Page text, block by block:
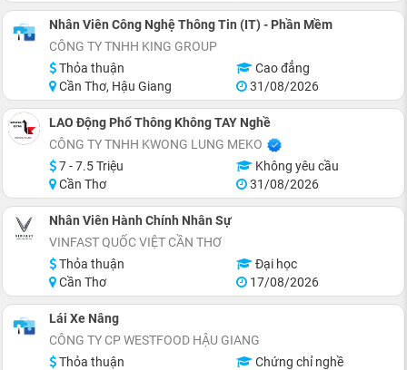
Nhân Viên Công Nghệ Thông Tin (IT) - Phần Mềm
CÔNG TY TNHH KING GROUP
Thỏa thuận
Cao đẳng
Cần Thơ, Hậu Giang
31/08/2026
LAO Động Phổ Thông Không TAY Nghề
CÔNG TY TNHH KWONG LUNG MEKO
7 - 7.5 Triệu
Không yêu cầu
Cần Thơ
31/08/2026
Nhân Viên Hành Chính Nhân Sự
VINFAST QUỐC VIỆT CẦN THƠ
Thỏa thuận
Đại học
Cần Thơ
17/08/2026
Lái Xe Nâng
CÔNG TY CP WESTFOOD HẬU GIANG
Thỏa thuận
Chứng chỉ nghề